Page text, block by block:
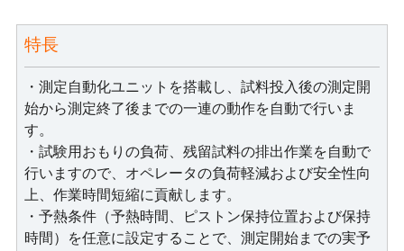
特長
・測定自動化ユニットを搭載し、試料投入後の測定開
始から測定終了後までの一連の動作を自動で行いま
す。
・試験用おもりの負荷、残留試料の排出作業を自動で
行いますので、オペレータの負荷軽減および安全性向
上、作業時間短縮に貢献します。
・予熱条件（予熱時間、ピストン保持位置および保持
時間）を任意に設定することで、測定開始までの実予